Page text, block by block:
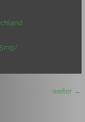
weiter →